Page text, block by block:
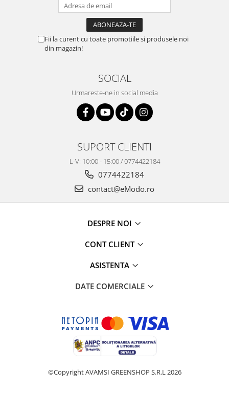
Fii la curent cu toate promotiile si produsele noi
din magazin!
SOCIAL
Urmareste-ne in social media
SUPORT CLIENTI
L-V: 10:00 - 15:00 / 0774422184
0774422184
contact@eModo.ro
DESPRE NOI
CONT CLIENT
ASISTENTA
DATE COMERCIALE
©Copyright AVAMSI GREENSHOP S.R.L 2026